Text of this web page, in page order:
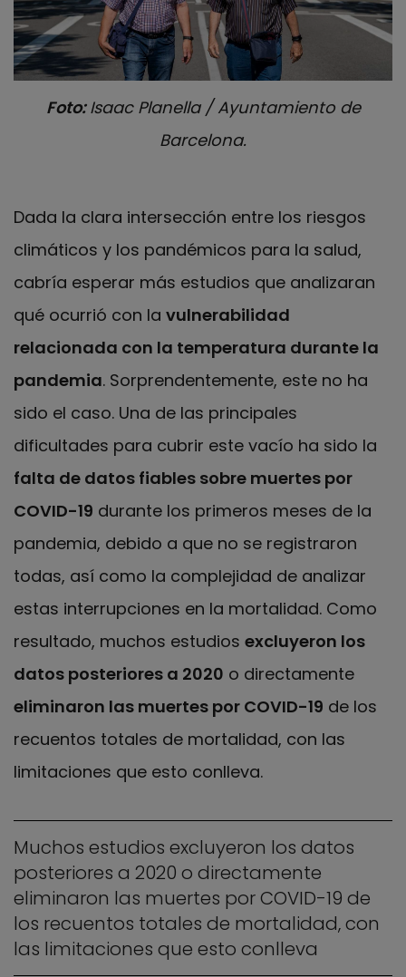
Foto:Isaac Planella / Ayuntamiento de
Barcelona.
Dada la clara intersección entre los riesgos
climáticos y los pandémicos para la salud,
cabría esperar más estudios que analizaran
qué ocurrió con la vulnerabilidad
relacionada con la temperatura durante la
pandemia. Sorprendentemente, este no ha
sido el caso. Una de las principales
dificultades para cubrir este vacío ha sido la
falta de datos fiables sobre muertes por
COVID-19 durante los primeros meses de la
pandemia, debido a que no se registraron
todas, así como la complejidad de analizar
estas interrupciones en la mortalidad. Como
resultado, muchos estudios excluyeron los
datos posteriores a 2020 o directamente
eliminaron las muertes por COVID-19 de los
recuentos totales de mortalidad, con las
limitaciones que esto conlleva.
Muchos estudios excluyeron los datos
posteriores a 2020 o directamente
eliminaron las muertes por COVID-19 de
los recuentos totales de mortalidad, con
las limitaciones que esto conlleva